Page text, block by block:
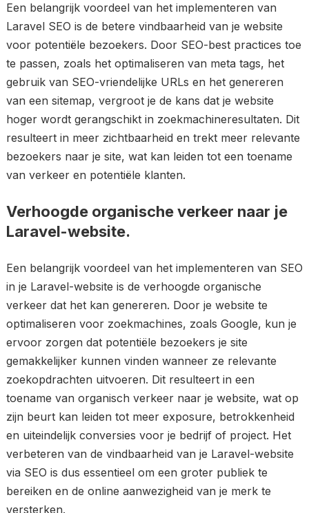
Een belangrijk voordeel van het implementeren van
Laravel SEO is de betere vindbaarheid van je website
voor potentiële bezoekers. Door SEO-best practices toe
te passen, zoals het optimaliseren van meta tags, het
gebruik van SEO-vriendelijke URLs en het genereren
van een sitemap, vergroot je de kans dat je website
hoger wordt gerangschikt in zoekmachineresultaten. Dit
resulteert in meer zichtbaarheid en trekt meer relevante
bezoekers naar je site, wat kan leiden tot een toename
van verkeer en potentiële klanten.
Verhoogde organische verkeer naar je
Laravel-website.
Een belangrijk voordeel van het implementeren van SEO
in je Laravel-website is de verhoogde organische
verkeer dat het kan genereren. Door je website te
optimaliseren voor zoekmachines, zoals Google, kun je
ervoor zorgen dat potentiële bezoekers je site
gemakkelijker kunnen vinden wanneer ze relevante
zoekopdrachten uitvoeren. Dit resulteert in een
toename van organisch verkeer naar je website, wat op
zijn beurt kan leiden tot meer exposure, betrokkenheid
en uiteindelijk conversies voor je bedrijf of project. Het
verbeteren van de vindbaarheid van je Laravel-website
via SEO is dus essentieel om een groter publiek te
bereiken en de online aanwezigheid van je merk te
versterken.